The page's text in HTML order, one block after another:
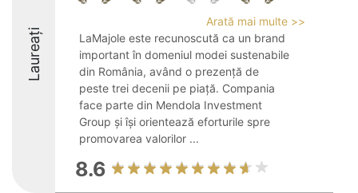
Laureați
Arată mai multe >>
LaMajole este recunoscută ca un brand
important în domeniul modei sustenabile
din România, având o prezență de
peste trei decenii pe piață. Compania
face parte din Mendola Investment
Group și își orientează eforturile spre
promovarea valorilor ...
8.6